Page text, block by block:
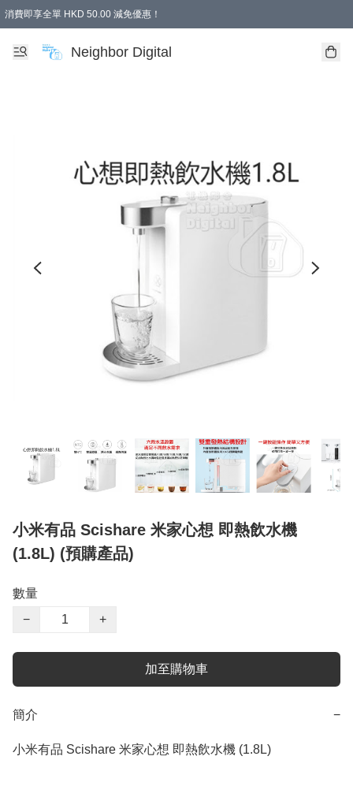
消費即享全單 HKD 50.00 減免優惠！
Neighbor Digital
小米有品 Scishare 米家心想 即熱飲水機
(1.8L) (預購產品)
數量
−
+
加至購物車
簡介 −
小米有品 Scishare 米家心想 即熱飲水機 (1.8L)